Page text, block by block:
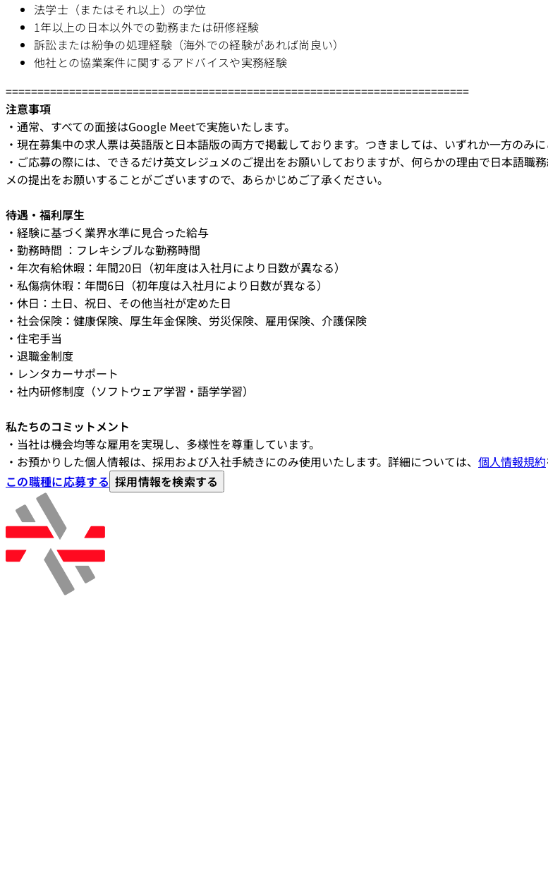
法学士（またはそれ以上）の学位
1年以上の日本以外での勤務または研修経験
訴訟または紛争の処理経験（海外での経験があれば尚良い）
他社との協業案件に関するアドバイスや実務経験
=========================================================================
注意事項
・通常、すべての面接はGoogle Meetで実施いたします。
・現在募集中の求人票は英語版と日本語版の両方で掲載しております。つきましては、いずれか一方のみ
・ご応募の際には、できるだけ英文レジュメのご提出をお願いしておりますが、何らかの理由で日本語
メの提出をお願いすることがございますので、あらかじめご了承ください。
待遇・福利厚生
・経験に基づく業界水準に見合った給与
・勤務時間 ：フレキシブルな勤務時間
・年次有給休暇：年間20日（初年度は入社月により日数が異なる）
・私傷病休暇：年間6日（初年度は入社月により日数が異なる）
・休日：土日、祝日、その他当社が定めた日
・社会保険：健康保険、厚生年金保険、労災保険、雇用保険、介護保険
・住宅手当
・退職金制度
・レンタカーサポート
・社内研修制度（ソフトウェア学習・語学学習）
私たちのコミットメント
・当社は機会均等な雇用を実現し、多様性を尊重しています。
・お預かりした個人情報は、採用および入社手続きにのみ使用いたします。詳細については、 個人情報規約
この職種に応募する 採用情報を検索する